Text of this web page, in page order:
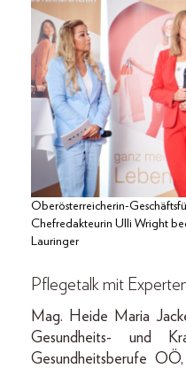
Oberösterreicherin-
Chefredakteurin Ulli Wright
Lauringer
Pflegetalk mit
Mag. Heide Maria
Gesundheits- und
Gesundheitsberufe